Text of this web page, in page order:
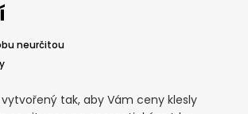
neurčitou
vytvořený tak, aby Vám ceny klesly